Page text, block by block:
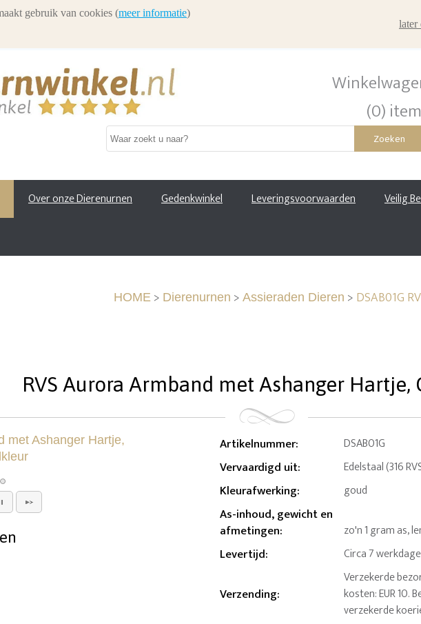
(0)
Zoeken
Over onze Dierenurnen Gedenkwinkel Leveringsvoorwaarden Veilig
HOME > Dierenurnen > Assieraden Dieren > DSAB01G
RVS Aurora Armband met Ashanger Hartje,
Artikelnummer: DSAB01G
Vervaardigd uit: Edelstaal (316
Kleurafwerking: goud
As-inhoud, gewicht en
afmetingen: zo'n 1 gram as,
Levertijd: Circa 7
Verzending:
Verzekerde
kosten: EUR 10.
verzekerde
gebruik van cookies (meer informatie)
later